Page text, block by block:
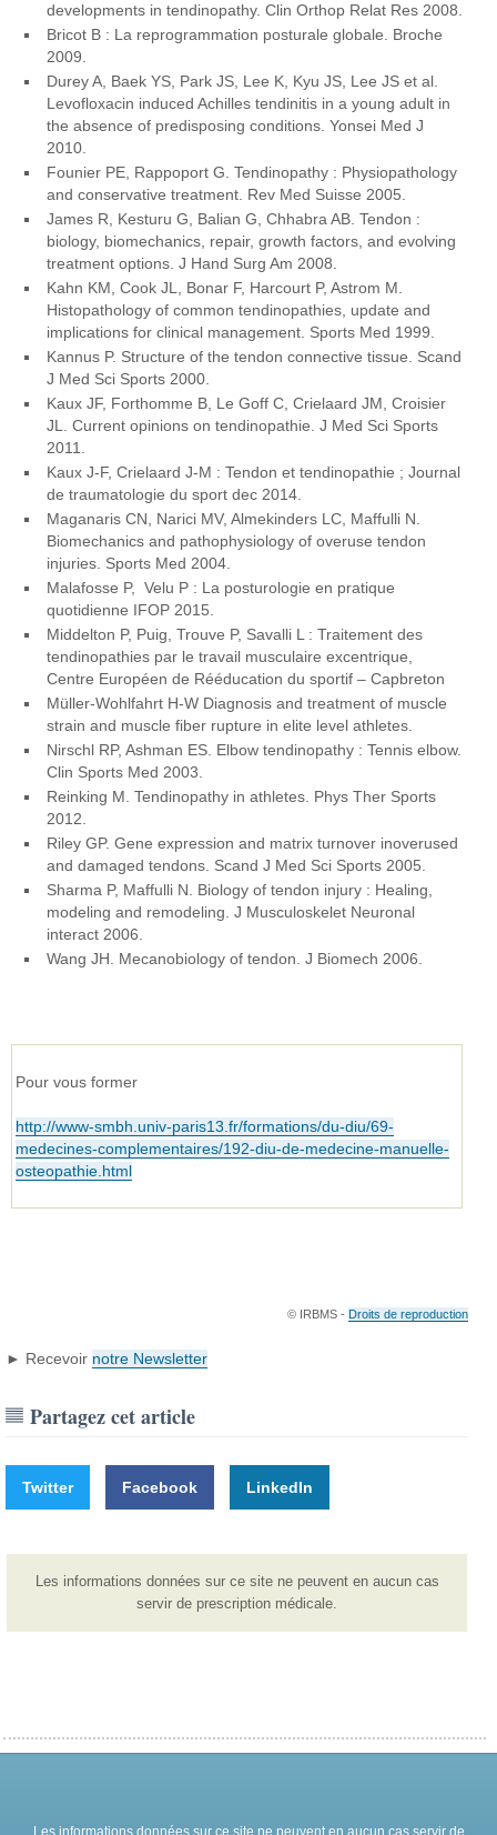
developments in tendinopathy. Clin Orthop Relat Res 2008.
Bricot B : La reprogrammation posturale globale. Broche
2009.
Durey A, Baek YS, Park JS, Lee K, Kyu JS, Lee JS et al.
Levofloxacin induced Achilles tendinitis in a young adult in
the absence of predisposing conditions. Yonsei Med J
2010.
Founier PE, Rappoport G. Tendinopathy : Physiopathology
and conservative treatment. Rev Med Suisse 2005.
James R, Kesturu G, Balian G, Chhabra AB. Tendon :
biology, biomechanics, repair, growth factors, and evolving
treatment options. J Hand Surg Am 2008.
Kahn KM, Cook JL, Bonar F, Harcourt P, Astrom M.
Histopathology of common tendinopathies, update and
implications for clinical management. Sports Med 1999.
Kannus P. Structure of the tendon connective tissue. Scand
J Med Sci Sports 2000.
Kaux JF, Forthomme B, Le Goff C, Crielaard JM, Croisier
JL. Current opinions on tendinopathie. J Med Sci Sports
2011.
Kaux J-F, Crielaard J-M : Tendon et tendinopathie ; Journal
de traumatologie du sport dec 2014.
Maganaris CN, Narici MV, Almekinders LC, Maffulli N.
Biomechanics and pathophysiology of overuse tendon
injuries. Sports Med 2004.
Malafosse P, Velu P : La posturologie en pratique
quotidienne IFOP 2015.
Middelton P, Puig, Trouve P, Savalli L : Traitement des
tendinopathies par le travail musculaire excentrique,
Centre Européen de Rééducation du sportif – Capbreton
Müller-Wohlfahrt H-W Diagnosis and treatment of muscle
strain and muscle fiber rupture in elite level athletes.
Nirschl RP, Ashman ES. Elbow tendinopathy : Tennis elbow.
Clin Sports Med 2003.
Reinking M. Tendinopathy in athletes. Phys Ther Sports
2012.
Riley GP. Gene expression and matrix turnover inoverused
and damaged tendons. Scand J Med Sci Sports 2005.
Sharma P, Maffulli N. Biology of tendon injury : Healing,
modeling and remodeling. J Musculoskelet Neuronal
interact 2006.
Wang JH. Mecanobiology of tendon. J Biomech 2006.
Pour vous former
http://www-smbh.univ-paris13.fr/formations/du-diu/69-
medecines-complementaires/192-diu-de-medecine-manuelle-
osteopathie.html
© IRBMS - Droits de reproduction
► Recevoir notre Newsletter
Partagez cet article
Twitter Facebook LinkedIn
Les informations données sur ce site ne peuvent en aucun cas
servir de prescription médicale.